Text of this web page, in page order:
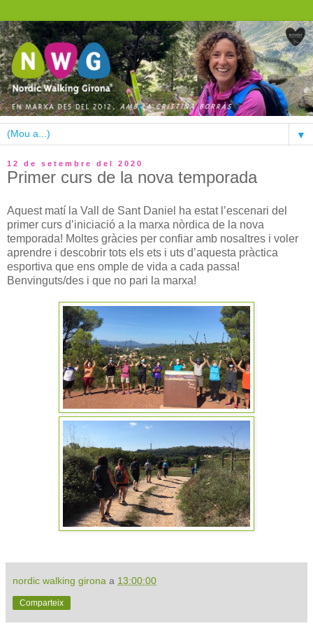
▼
12 de setembre del 2020
Primer curs de la nova temporada
Aquest matí la Vall de Sant Daniel ha estat l’escenari del
primer curs d’iniciació a la marxa nòrdica de la nova
temporada! Moltes gràcies per confiar amb nosaltres i voler
aprendre i descobrir tots els ets i uts d’aquesta pràctica
esportiva que ens omple de vida a cada passa!
Benvinguts/des i que no pari la marxa!
nordic walking girona a 13:00:00
Comparteix